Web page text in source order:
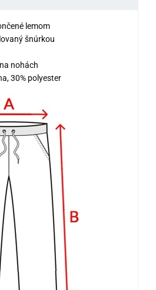
lemom
šnúrkou
nohách
30% polyester